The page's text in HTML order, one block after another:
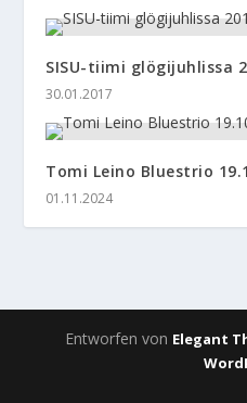
SISU-tiimi glögijuhlissa
30.01.2017
Tomi Leino Bluestrio
01.11.2024
Entworfen von Elegant